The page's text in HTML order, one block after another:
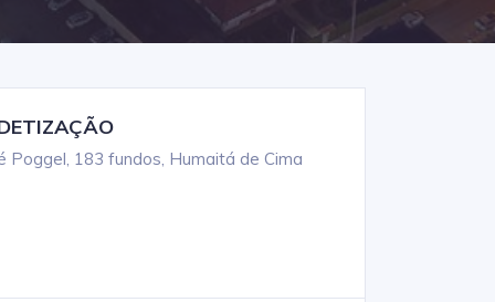
Poggel, 183 fundos, Humaitá de Cima